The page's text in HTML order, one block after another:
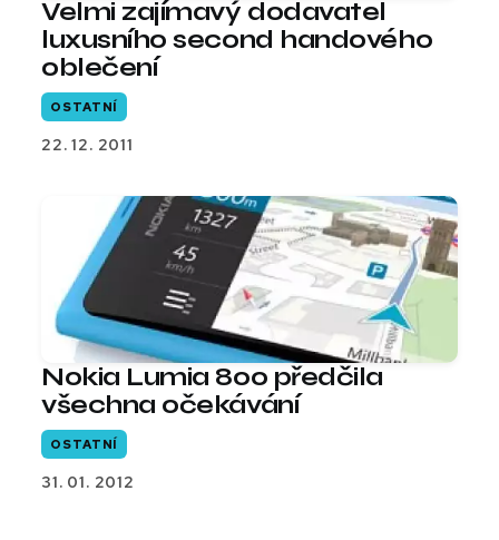
Velmi zajímavý dodavatel
luxusního second handového
oblečení
OSTATNÍ
22. 12. 2011
Nokia Lumia 800 předčila
všechna očekávání
OSTATNÍ
31. 01. 2012